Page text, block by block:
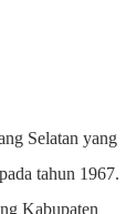
Selatan yang
tahun 1967.
Kabupaten